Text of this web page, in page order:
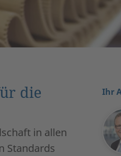
die
in allen
Standards
Ihr